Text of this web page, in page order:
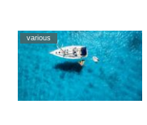
various